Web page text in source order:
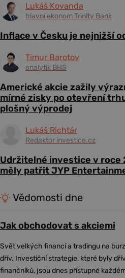
Lukáš Kovanda
hlavní ekonom Trinity Bank
Inflace v Česku je nejnižší
Timur Barotov
analytik BHS
Americké akcie zažily
mírné zisky po otevření
plošný výprodej
Lukáš Richtár
Redaktor investice.cz
Udržitelné investice v roce
měly patřit JYP
Vědomosti dne
Jak obchodovat s akciemi
Svět velkých financí a tradingu na
dřív. Investiční strategie, které byly
finančníků, jsou dnes přístupné